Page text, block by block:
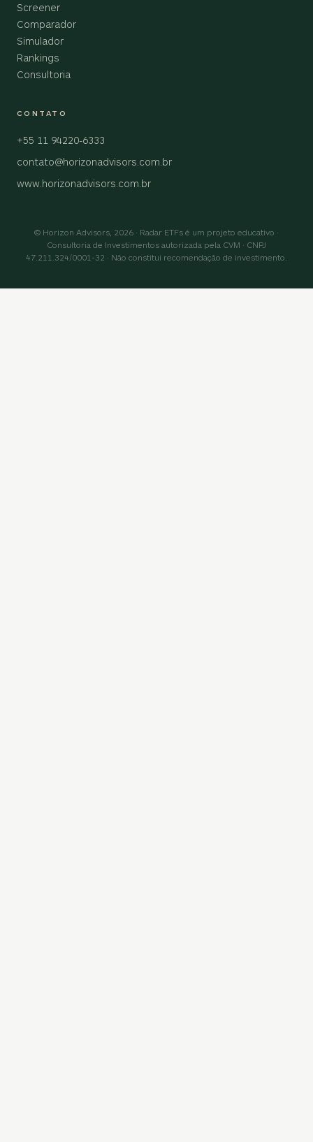
Screener
Comparador
Simulador
Rankings
Consultoria
CONTATO
+55 11 94220-6333
contato@horizonadvisors.com.br
www.horizonadvisors.com.br
© Horizon Advisors, 2026 · Radar ETFs é um projeto educativo ·
Consultoria de Investimentos autorizada pela CVM · CNPJ
47.211.324/0001-32 · Não constitui recomendação de investimento.